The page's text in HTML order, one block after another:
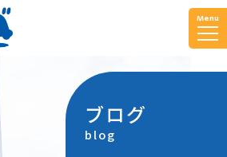
Menu
ブログ
blog